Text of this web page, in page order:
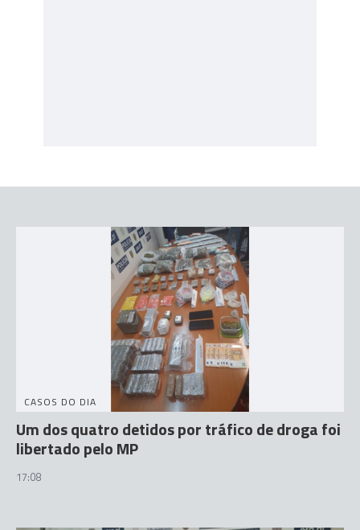
CASOS DO DIA
Um dos quatro detidos por tráfico de droga foi
libertado pelo MP
17:08